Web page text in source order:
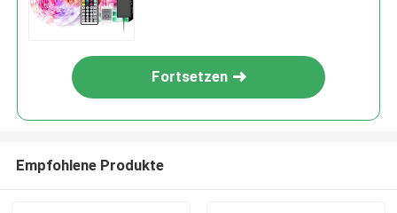
Fortsetzen
Empfohlene Produkte